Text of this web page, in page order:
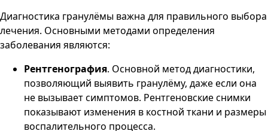
Диагностика гранулёмы важна для правильного выбора
лечения. Основными методами определения
заболевания являются:
Рентгенография. Основной метод диагностики,
позволяющий выявить гранулёму, даже если она
не вызывает симптомов. Рентгеновские снимки
показывают изменения в костной ткани и размеры
воспалительного процесса​.